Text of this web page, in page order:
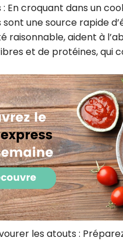
En croquant dans un
une source rapide
raisonnable, aident à
et de protéines, qui
les atouts :